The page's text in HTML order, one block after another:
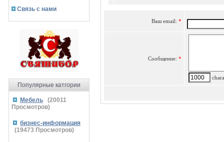
Связь с нами
Популярные катгории
Мебель (20011
Просмотров)
бизнес-информация
(19473 Просмотров)
Ваш email: *
Сообщение: *